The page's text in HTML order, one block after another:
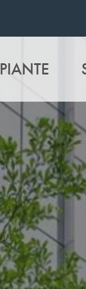
PIANTE